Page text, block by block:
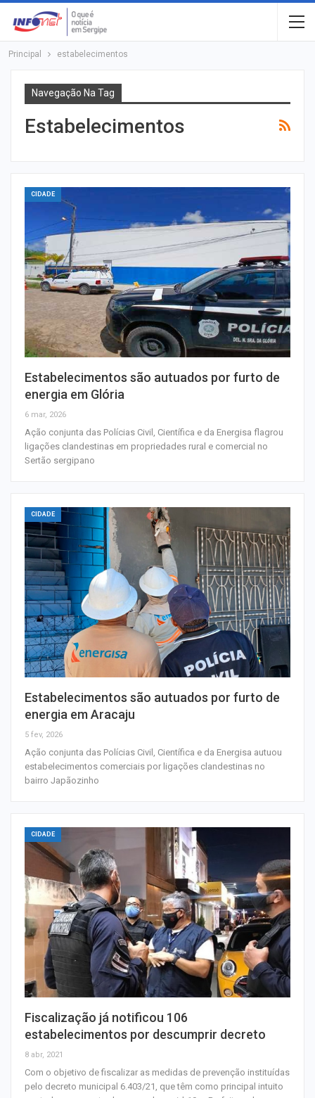
Principal estabelecimentos
Navegação Na Tag
Estabelecimentos
CIDADE
Estabelecimentos são autuados por furto de
energia em Glória
6 mar, 2026
Ação conjunta das Polícias Civil, Científica e da Energisa flagrou
ligações clandestinas em propriedades rural e comercial no
Sertão sergipano
CIDADE
Estabelecimentos são autuados por furto de
energia em Aracaju
5 fev, 2026
Ação conjunta das Polícias Civil, Científica e da Energisa autuou
estabelecimentos comerciais por ligações clandestinas no
bairro Japãozinho
CIDADE
Fiscalização já notificou 106
estabelecimentos por descumprir decreto
8 abr, 2021
Com o objetivo de fiscalizar as medidas de prevenção instituídas
pelo decreto municipal 6.403/21, que têm como principal intuito